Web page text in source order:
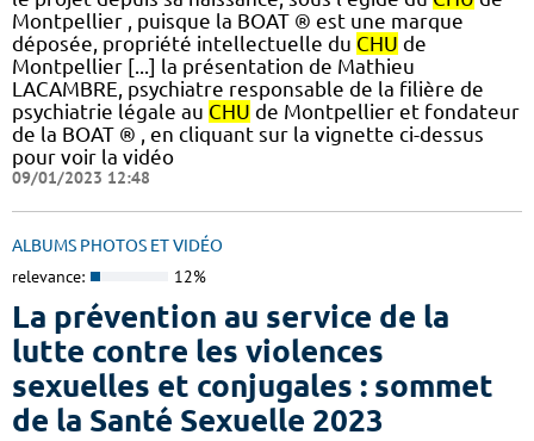
Montpellier , puisque la BOAT ® est une marque
déposée, propriété intellectuelle du CHU de
Montpellier [...] la présentation de Mathieu
LACAMBRE, psychiatre responsable de la filière de
psychiatrie légale au CHU de Montpellier et fondateur
de la BOAT ® , en cliquant sur la vignette ci-dessus
pour voir la vidéo
09/01/2023 12:48
ALBUMS PHOTOS ET VIDÉO
relevance: 12%
La prévention au service de la
lutte contre les violences
sexuelles et conjugales : sommet
de la Santé Sexuelle 2023